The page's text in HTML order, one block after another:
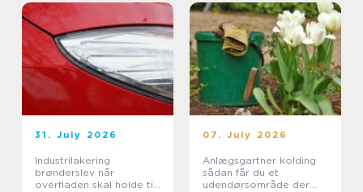
31. July 2026
Industrilakering
brønderslev når
overfladen skal holde til
07. July 2026
Anlægsgartner kolding
sådan får du et
udendørsområde der